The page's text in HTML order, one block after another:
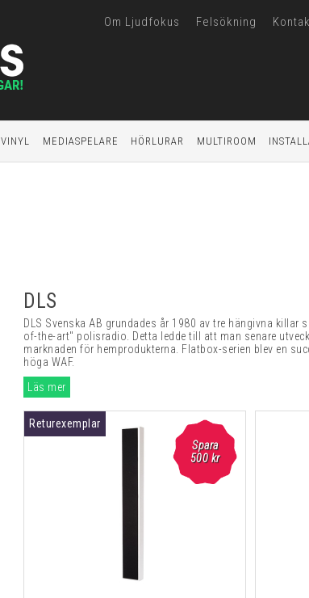
Om Ljudfokus Felsökning
VINYL MEDIASPELARE HÖRLURAR MULTIROOM
DLS
DLS Svenska AB grundades år 1980 av tre hängivna killar
of-the-art" polisradio. Detta ledde till att man senare
marknaden för hemprodukterna. Flatbox-serien blev en
höga WAF.
Läs mer
Spara
500kr
Returexemplar